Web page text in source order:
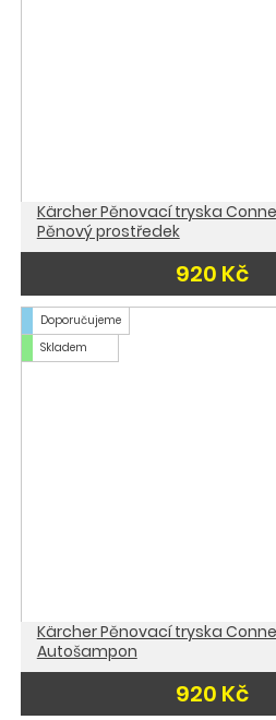
Kärcher Pěnovací tryska
Pěnový prostředek
920 Kč
Doporučujeme
Skladem
Kärcher Pěnovací tryska
Autošampon
920 Kč